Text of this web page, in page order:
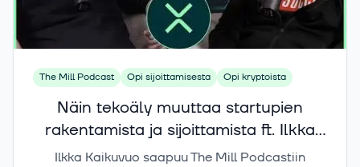
esimerkkejä ja valmiita ratkaisuja eri
sijoittajaprofiileille.
The Mill Podcast Opi sijoittamisesta Opi kryptoista
Näin tekoäly muuttaa startupien
rakentamista ja sijoittamista ft. Ilkka
Kaikuvuo
Ilkka Kaikuvuo saapuu The Mill Podcastiin